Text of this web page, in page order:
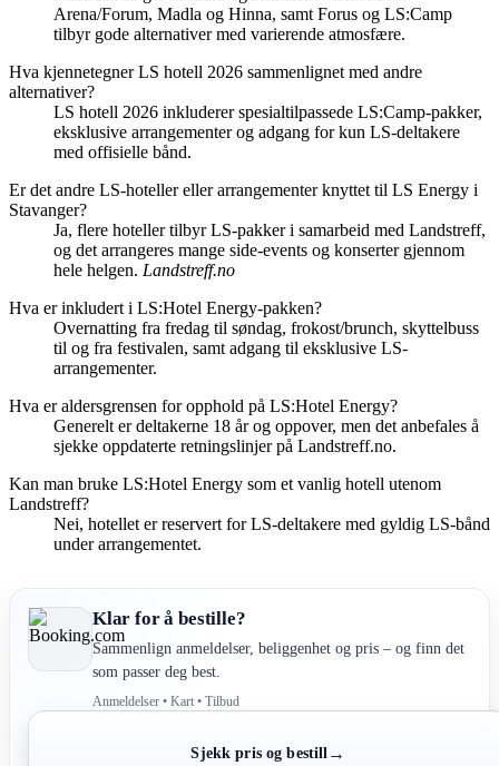
Arena/Forum, Madla og Hinna, samt Forus og LS:Camp
tilbyr gode alternativer med varierende atmosfære.
Hva kjennetegner LS hotell 2026 sammenlignet med andre
alternativer?
LS hotell 2026 inkluderer spesialtilpassede LS:Camp-pakker,
eksklusive arrangementer og adgang for kun LS-deltakere
med offisielle bånd.
Er det andre LS-hoteller eller arrangementer knyttet til LS Energy i
Stavanger?
Ja, flere hoteller tilbyr LS-pakker i samarbeid med Landstreff,
og det arrangeres mange side-events og konserter gjennom
hele helgen. Landstreff.no
Hva er inkludert i LS:Hotel Energy-pakken?
Overnatting fra fredag til søndag, frokost/brunch, skyttelbuss
til og fra festivalen, samt adgang til eksklusive LS-
arrangementer.
Hva er aldersgrensen for opphold på LS:Hotel Energy?
Generelt er deltakerne 18 år og oppover, men det anbefales å
sjekke oppdaterte retningslinjer på Landstreff.no.
Kan man bruke LS:Hotel Energy som et vanlig hotell utenom
Landstreff?
Nei, hotellet er reservert for LS-deltakere med gyldig LS-bånd
under arrangementet.
Klar for å bestille?
Sammenlign anmeldelser, beliggenhet og pris – og finn det
som passer deg best.
Anmeldelser • Kart • Tilbud
Sjekk pris og bestill →